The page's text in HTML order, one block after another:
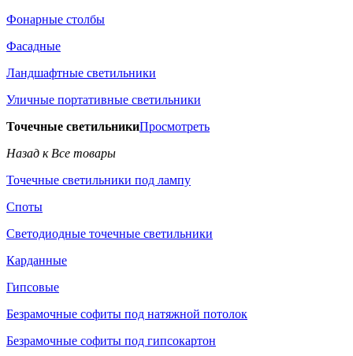
Фонарные столбы
Фасадные
Ландшафтные светильники
Уличные портативные светильники
Точечные светильникиПросмотреть
Назад к Все товары
Точечные светильники под лампу
Споты
Светодиодные точечные светильники
Карданные
Гипсовые
Безрамочные софиты под натяжной потолок
Безрамочные софиты под гипсокартон